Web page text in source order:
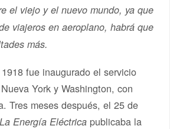
el viejo y el nuevo mundo, ya que
viajeros en aeroplano, habrá que
más.
fue inaugurado el servicio
York y Washington, con
Tres meses después, el 25 de
La Energía Eléctrica publicaba la